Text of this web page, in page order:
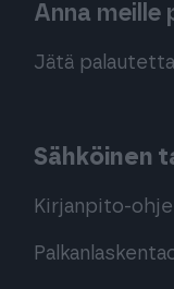
Anna
Jätä
Sähköinen
Kirjanpito-